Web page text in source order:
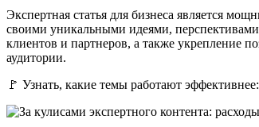
Экспертная статья для бизнеса является
своими уникальными идеями,
клиентов и партнеров, а также укрепление
аудитории.
🚩 Узнать, какие темы работают